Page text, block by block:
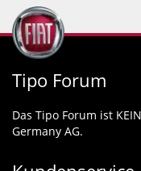
Tipo Forum
Das Tipo Forum ist
Germany AG.